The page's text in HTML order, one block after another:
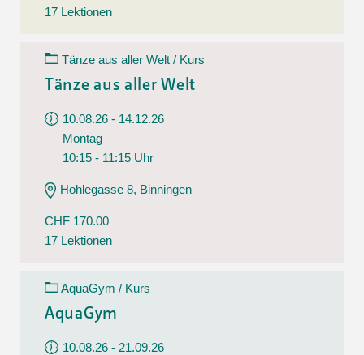
17 Lektionen
Tänze aus aller Welt / Kurs
Tänze aus aller Welt
10.08.26 - 14.12.26
Montag
10:15 - 11:15 Uhr
Hohlegasse 8, Binningen
CHF 170.00
17 Lektionen
AquaGym / Kurs
AquaGym
10.08.26 - 21.09.26